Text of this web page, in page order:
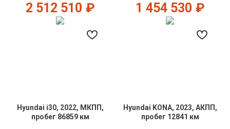
2 512 510 ₽ 1 454 530 ₽
Hyundai i30, 2022, МКПП,
пробег 86859 км
Hyundai KONA, 2023, АКПП,
пробег 12841 км